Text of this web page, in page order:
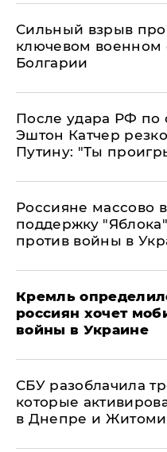
Сильный взрыв
ключевом военном
Болгарии
После удара РФ по
Эштон Катчер
Путину: "Ты
Россияне массово
поддержку
против войны в
Кремль
россиян хочет
войны в Украине
СБУ разоблачила
которые
в Днепре и